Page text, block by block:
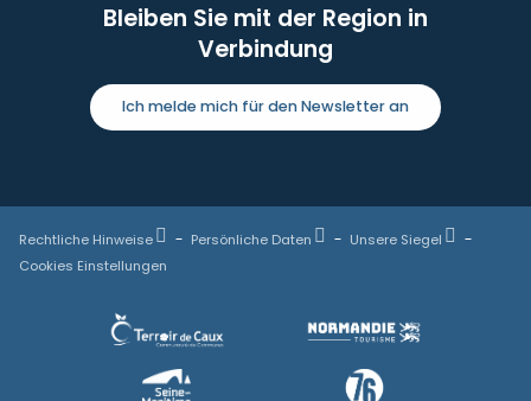
Bleiben Sie mit der Region in
Verbindung
Ich melde mich für den Newsletter an
Rechtliche Hinweise Persönliche Daten
Unsere Siegel
Cookies Einstellungen